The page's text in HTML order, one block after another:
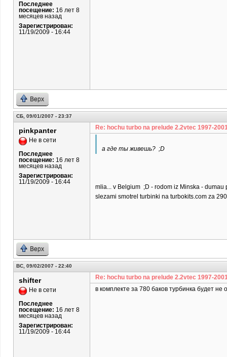
Последнее
посещение: 16 лет 8
месяцев назад
Зарегистрирован:
11/19/2009 - 16:44
Верх
СБ, 09/01/2007 - 23:37
pinkpanter
Не в сети
Последнее
посещение: 16 лет 8
месяцев назад
Зарегистрирован:
11/19/2009 - 16:44
Re: hochu turbo na prelude 2.2vtec 1997-
а где ты живешь? ;D
mlia... v Belgium ;D - rodom iz Minska -
slezami smotrel turbinki na turbokits.com za
Верх
ВС, 09/02/2007 - 22:40
shifter
Не в сети
Последнее
посещение: 16 лет 8
месяцев назад
Зарегистрирован:
11/19/2009 - 16:44
Re: hochu turbo na prelude 2.2vtec 1997-
в комплекте за 780 баков турбинка будет